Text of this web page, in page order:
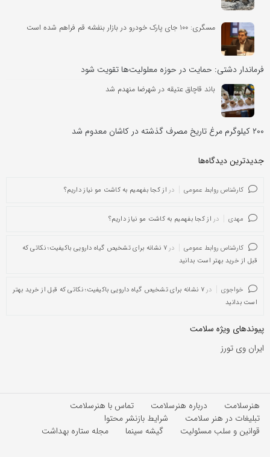
مسگری: ۱۰۰ جای پارک خودرو در بازار بنفشه قم فراهم شده است
فرماندار دشتی: حمایت‌ در حوزه معلولیت‌ها تقویت شود
باند قاچاق عتیقه در شهرضا منهدم شد
۲۰۰ کیلوگرم مرغ تاریخ مصرف گذشته در کاشان معدوم شد
جدیدترین دیدگاه‌‌ها
کارشناس روابط عمومی در از کجا بفهمیم به کاشت مو نیاز داریم؟
مهدی در از کجا بفهمیم به کاشت مو نیاز داریم؟
کارشناس روابط عمومی در
۷ نشانه برای تشخیص گیاه دارویی باکیفیت؛ نکاتی که
قبل از خرید بهتر است بدانید
خواجوی در
۷ نشانه برای تشخیص گیاه دارویی باکیفیت؛ نکاتی که قبل از خرید بهتر
است بدانید
پیوندهای ویژه سلامت
ایران وی تورز
هنرسلامت درباره هنرسلامت
تماس با هنرسلامت
تبلیغات در هنر سلامت
شرایط بازنشر محتوا
قوانین و سلب مسئولیت
گیشه سینما مجله ستاره بهداشت